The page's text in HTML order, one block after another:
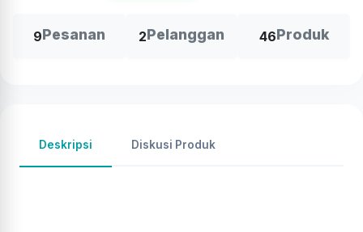
9Pesanan 2Pelanggan 46Produk
Deskripsi Diskusi Produk